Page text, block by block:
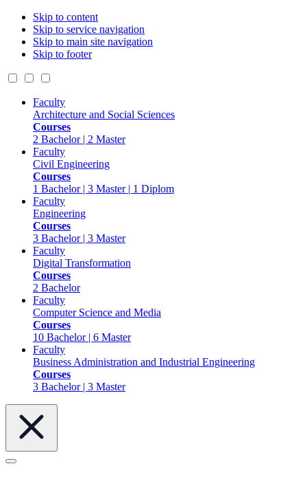
Skip to content
Skip to service navigation
Skip to main site navigation
Skip to footer
Faculty
Architecture and Social Sciences
Courses
2 Bachelor | 2 Master
Faculty
Civil Engineering
Courses
1 Bachelor | 3 Master | 1 Diplom
Faculty
Engineering
Courses
3 Bachelor | 3 Master
Faculty
Digital Transformation
Courses
2 Bachelor
Faculty
Computer Science and Media
Courses
10 Bachelor | 6 Master
Faculty
Business Administration and Industrial Engineering
Courses
3 Bachelor | 3 Master